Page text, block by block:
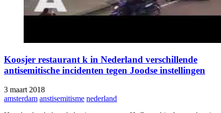
Koosjer restaurant k in Nederland verschillende
antisemitische incidenten tegen Joodse instellingen
3 maart 2018
amsterdam anstisemitisme nederland